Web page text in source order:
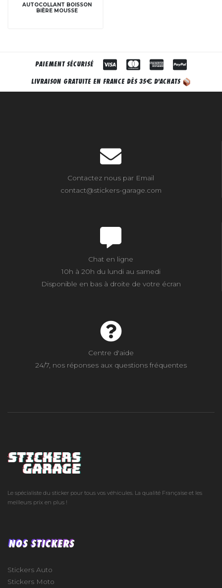
AUTOCOLLANT BOISSON
BIÈRE MOUSSE
PAIEMENT SÉCURISÉ
LIVRAISON GRATUITE EN FRANCE DÈS 35€ D'ACHATS
Contactez nous par Email
contact@stickers-garage.com
Chat en ligne
10h à 20h du lundi au samedi
Disponible en bas à droite de votre écran
Centre d'aide
24/7, nos réponses aux questions fréquentes
Le spécialiste du sticker pour tous vos véhicules. La qualité Française et les
meilleurs prix en plus !
NOS STICKERS
Stickers Auto
Stickers Moto